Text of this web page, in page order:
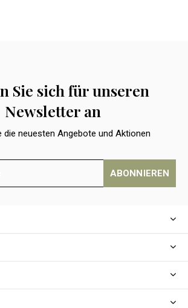
Sie sich für unseren
Newsletter an
die neuesten Angebote und Aktionen
ABONNIEREN